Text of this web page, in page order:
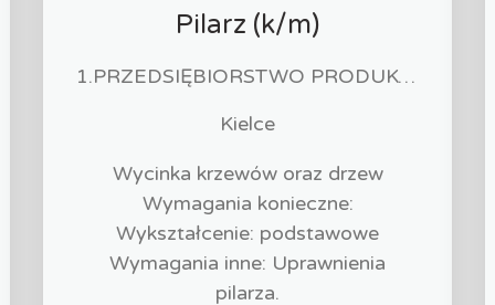
Pilarz (k/m)
1.PRZEDSIĘBIORSTWO PRODUKCYJNO-HANDLOWO-USŁUGOWE EUROPLUS JÓZEF MROZOWSKI 2.KAWIARNIA SANTANA JÓZEF MROZOWSKI
Kielce
Wycinka krzewów oraz drzew
Wymagania konieczne:
Wykształcenie: podstawowe
Wymagania inne: Uprawnienia
pilarza.